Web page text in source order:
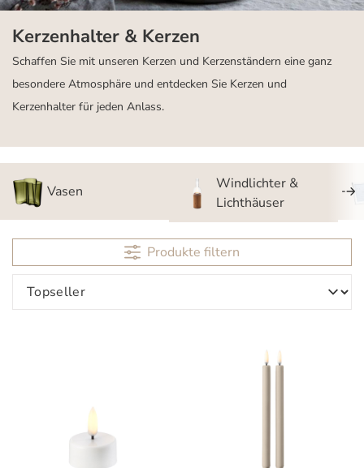
Kerzenhalter & Kerzen
Schaffen Sie mit unseren Kerzen und Kerzenständern eine ganz
besondere Atmosphäre und entdecken Sie Kerzen und
Kerzenhalter für jeden Anlass.
Vasen
Windlichter &
Lichthäuser
Produkte filtern